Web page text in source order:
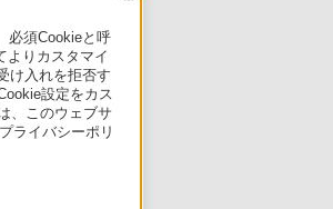
必須Cookieと呼
よりカスタマイ
け入れを拒否す
設定をカス
、このウェブサ
ライバシーポリ